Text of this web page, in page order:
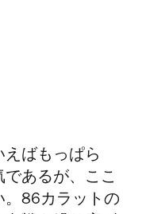
えばもっぱら
であるが、ここ
。86カラットの